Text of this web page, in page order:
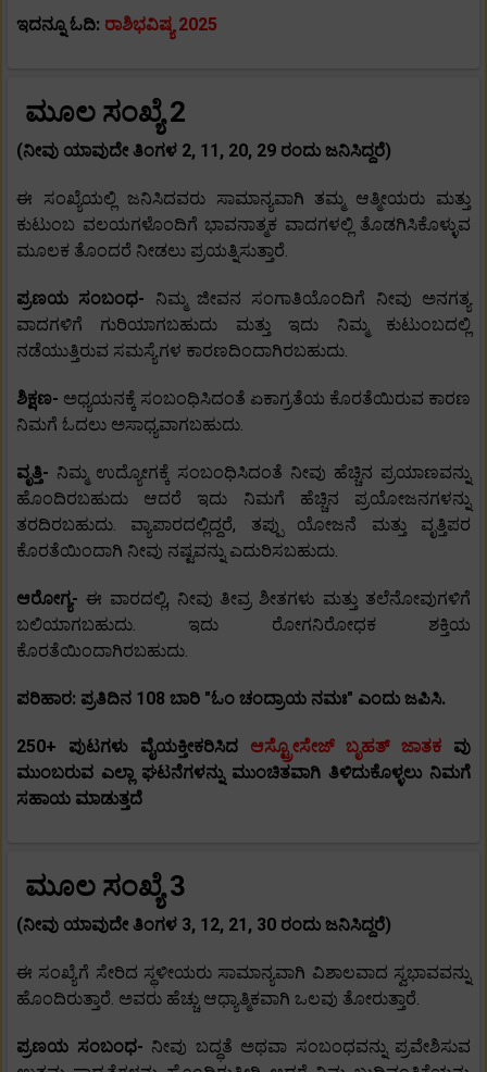
ಇದನ್ನೂ ಓದಿ: ರಾಶಿಭವಿಷ್ಯ 2025
ಮೂಲ ಸಂಖ್ಯೆ 2
(ನೀವು ಯಾವುದೇ ತಿಂಗಳ 2, 11, 20, 29 ರಂದು ಜನಿಸಿದ್ದರೆ)
ಈ ಸಂಖ್ಯೆಯಲ್ಲಿ ಜನಿಸಿದವರು ಸಾಮಾನ್ಯವಾಗಿ ತಮ್ಮ ಆತ್ಮೀಯರು ಮತ್ತು
ಕುಟುಂಬ ವಲಯಗಳೊಂದಿಗೆ ಭಾವನಾತ್ಮಕ ವಾದಗಳಲ್ಲಿ ತೊಡಗಿಸಿಕೊಳ್ಳುವ
ಮೂಲಕ ತೊಂದರೆ ನೀಡಲು ಪ್ರಯತ್ನಿಸುತ್ತಾರೆ.
ಪ್ರಣಯ ಸಂಬಂಧ- ನಿಮ್ಮ ಜೀವನ ಸಂಗಾತಿಯೊಂದಿಗೆ ನೀವು ಅನಗತ್ಯ
ವಾದಗಳಿಗೆ ಗುರಿಯಾಗಬಹುದು ಮತ್ತು ಇದು ನಿಮ್ಮ ಕುಟುಂಬದಲ್ಲಿ
ನಡೆಯುತ್ತಿರುವ ಸಮಸ್ಯೆಗಳ ಕಾರಣದಿಂದಾಗಿರಬಹುದು.
ಶಿಕ್ಷಣ- ಅಧ್ಯಯನಕ್ಕೆ ಸಂಬಂಧಿಸಿದಂತೆ ಏಕಾಗ್ರತೆಯ ಕೊರತೆಯಿರುವ ಕಾರಣ
ನಿಮಗೆ ಓದಲು ಅಸಾಧ್ಯವಾಗಬಹುದು.
ವೃತ್ತಿ- ನಿಮ್ಮ ಉದ್ಯೋಗಕ್ಕೆ ಸಂಬಂಧಿಸಿದಂತೆ ನೀವು ಹೆಚ್ಚಿನ ಪ್ರಯಾಣವನ್ನು
ಹೊಂದಿರಬಹುದು ಆದರೆ ಇದು ನಿಮಗೆ ಹೆಚ್ಚಿನ ಪ್ರಯೋಜನಗಳನ್ನು
ತರದಿರಬಹುದು. ವ್ಯಾಪಾರದಲ್ಲಿದ್ದರೆ, ತಪ್ಪು ಯೋಜನೆ ಮತ್ತು ವೃತ್ತಿಪರ
ಕೊರತೆಯಿಂದಾಗಿ ನೀವು ನಷ್ಟವನ್ನು ಎದುರಿಸಬಹುದು.
ಆರೋಗ್ಯ- ಈ ವಾರದಲ್ಲಿ, ನೀವು ತೀವ್ರ ಶೀತಗಳು ಮತ್ತು ತಲೆನೋವುಗಳಿಗೆ
ಬಲಿಯಾಗಬಹುದು. ಇದು ರೋಗನಿರೋಧಕ ಶಕ್ತಿಯ
ಕೊರತೆಯಿಂದಾಗಿರಬಹುದು.
ಪರಿಹಾರ: ಪ್ರತಿದಿನ 108 ಬಾರಿ "ಓಂ ಚಂದ್ರಾಯ ನಮಃ" ಎಂದು ಜಪಿಸಿ.
250+ ಪುಟಗಳು ವೈಯಕ್ತೀಕರಿಸಿದ ಆಸ್ಟ್ರೋಸೇಜ್ ಬೃಹತ್ ಜಾತಕ ವು
ಮುಂಬರುವ ಎಲ್ಲಾ ಘಟನೆಗಳನ್ನು ಮುಂಚಿತವಾಗಿ ತಿಳಿದುಕೊಳ್ಳಲು ನಿಮಗೆ
ಸಹಾಯ ಮಾಡುತ್ತದೆ
ಮೂಲ ಸಂಖ್ಯೆ 3
(ನೀವು ಯಾವುದೇ ತಿಂಗಳ 3, 12, 21, 30 ರಂದು ಜನಿಸಿದ್ದರೆ)
ಈ ಸಂಖ್ಯೆಗೆ ಸೇರಿದ ಸ್ಥಳೀಯರು ಸಾಮಾನ್ಯವಾಗಿ ವಿಶಾಲವಾದ ಸ್ವಭಾವವನ್ನು
ಹೊಂದಿರುತ್ತಾರೆ. ಅವರು ಹೆಚ್ಚು ಆಧ್ಯಾತ್ಮಿಕವಾಗಿ ಒಲವು ತೋರುತ್ತಾರೆ.
ಪ್ರಣಯ ಸಂಬಂಧ- ನೀವು ಬದ್ಧತೆ ಅಥವಾ ಸಂಬಂಧವನ್ನು ಪ್ರವೇಶಿಸುವ